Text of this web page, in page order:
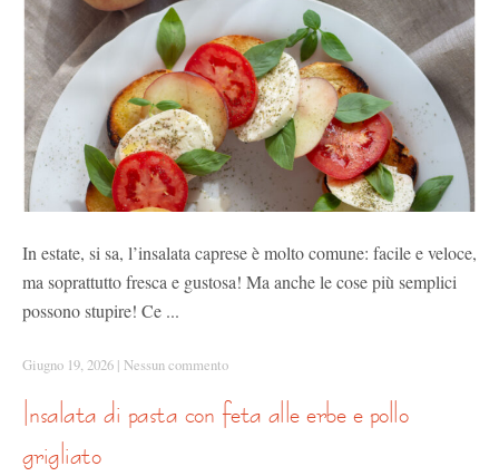
In estate, si sa, l’insalata caprese è molto comune: facile e veloce,
ma soprattutto fresca e gustosa! Ma anche le cose più semplici
possono stupire! Ce ...
Giugno 19, 2026 | Nessun commento
grigliato